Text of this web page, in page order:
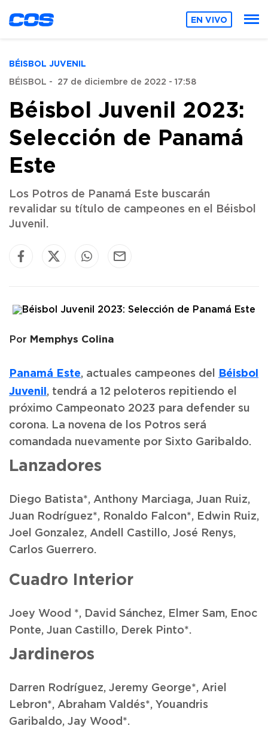
EN VIVO
BÉISBOL JUVENIL
BÉISBOL - 27 de diciembre de 2022 - 17:58
Béisbol Juvenil 2023:
Selección de Panamá
Este
Los Potros de Panamá Este buscarán
revalidar su título de campeones en el Béisbol
Juvenil.
Por Memphys Colina
Panamá Este, actuales campeones del
Béisbol
Juvenil, tendrá a 12 peloteros repitiendo el
próximo Campeonato 2023 para defender su
corona. La novena de los Potros será
comandada nuevamente por Sixto Garibaldo.
Lanzadores
Diego Batista*, Anthony Marciaga, Juan Ruiz,
Juan Rodríguez*, Ronaldo Falcon*, Edwin Ruiz,
Joel Gonzalez, Andell Castillo, José Renys,
Carlos Guerrero.
Cuadro Interior
Joey Wood *, David Sánchez, Elmer Sam, Enoc
Ponte, Juan Castillo, Derek Pinto*.
Jardineros
Darren Rodríguez, Jeremy George*, Ariel
Lebron*, Abraham Valdés*, Youandris
Garibaldo, Jay Wood*.